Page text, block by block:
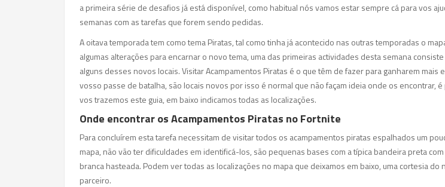
a primeira série de desafios já está disponível, como habitual nós vamos estar sempre cá para vos
semanas com as tarefas que forem sendo pedidas.
A oitava temporada tem como tema Piratas, tal como tinha já acontecido nas outras temporadas o
algumas alterações para encarnar o novo tema, uma das primeiras actividades desta semana
alguns desses novos locais. Visitar Acampamentos Piratas é o que têm de fazer para ganharem mais
vosso passe de batalha, são locais novos por isso é normal que não façam ideia onde os encontrar,
vos trazemos este guia, em baixo indicamos todas as localizações.
Onde encontrar os Acampamentos Piratas no Fortnite
Para concluírem esta tarefa necessitam de visitar todos os acampamentos piratas espalhados um
mapa, não vão ter dificuldades em identificá-los, são pequenas bases com a típica bandeira preta
branca hasteada. Podem ver todas as localizações no mapa que deixamos em baixo, uma cortesia do
parceiro.